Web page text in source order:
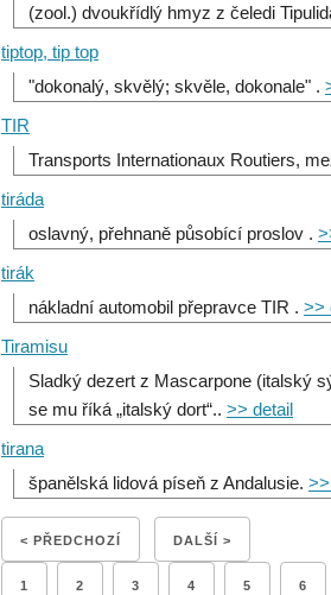
(zool.) dvoukřídlý hmyz z čeledi
tiptop, tip top
"dokonalý, skvělý; skvěle, dokonale" .
TIR
Transports Internationaux Routiers,
tiráda
oslavný, přehnaně působící proslov .
tirák
nákladní automobil přepravce TIR . >>
Tiramisu
Sladký dezert z Mascarpone (italský
se mu říká „italský dort“.. >> detail
tirana
španělská lidová píseň z Andalusie.
< PŘEDCHOZÍ DALŠÍ >
1 2 3 4 5 6